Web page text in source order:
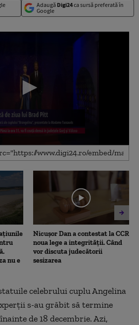
Adaugă Digi24ca sursă preferată în
Google
nu e
Nicușor Dan a contestat la CCR
noua lege a integrității. Când
vor discuta judecătorii
sesizarea
celebrului cuplu Angelina
s-au grăbit să termine
de 18 decembrie. Azi,